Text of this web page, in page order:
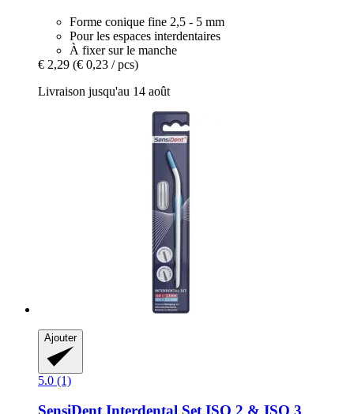
Forme conique fine 2,5 - 5 mm
Pour les espaces interdentaires
À fixer sur le manche
€ 2,29 (€ 0,23 / pcs)
Livraison jusqu'au 14 août
Ajouter
5.0 (1)